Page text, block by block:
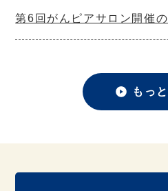
第6回がんピアサロン開催
もっ